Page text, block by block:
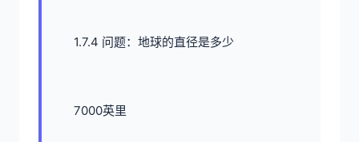
1.7.4 问题：地球的直径是多少
7000英里